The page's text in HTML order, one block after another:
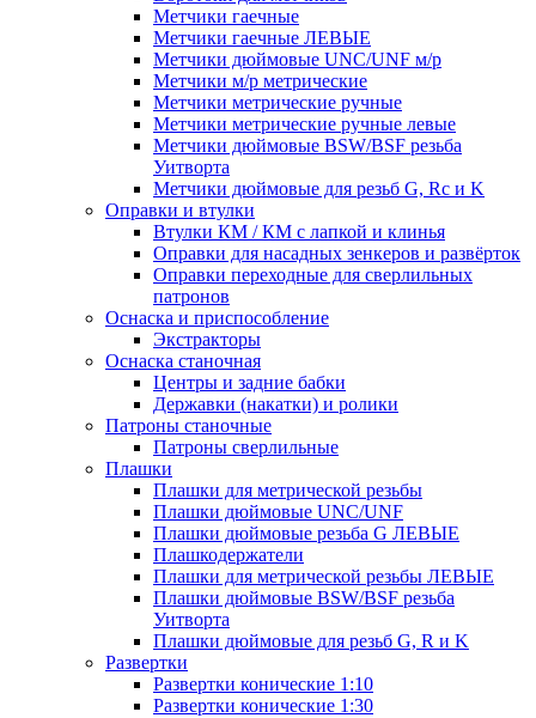
Метчики гаечные
Метчики гаечные ЛЕВЫЕ
Метчики дюймовые UNC/UNF м/р
Метчики м/р метрические
Метчики метрические ручные
Метчики метрические ручные левые
Метчики дюймовые BSW/BSF резьба
Уитворта
Метчики дюймовые для резьб G, Rc и K
Оправки и втулки
Втулки КМ / КМ с лапкой и клинья
Оправки для насадных зенкеров и развёрток
Оправки переходные для сверлильных
патронов
Оснаска и приспособление
Экстракторы
Оснаска станочная
Центры и задние бабки
Державки (накатки) и ролики
Патроны станочные
Патроны сверлильные
Плашки
Плашки для метрической резьбы
Плашки дюймовые UNC/UNF
Плашки дюймовые резьба G ЛЕВЫЕ
Плашкодержатели
Плашки для метрической резьбы ЛЕВЫЕ
Плашки дюймовые BSW/BSF резьба
Уитворта
Плашки дюймовые для резьб G, R и K
Развертки
Развертки конические 1:10
Развертки конические 1:30